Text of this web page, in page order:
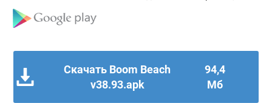
Скачать Boom Beach
v38.93.apk
94,4
Мб